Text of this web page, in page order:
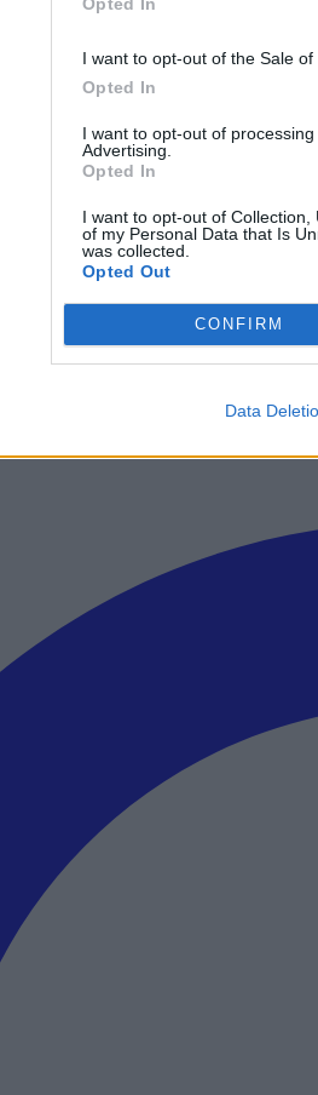
I want to opt-out of the Sale of
Opted In
I want to opt-out of
Advertising.
Opted In
I want to opt-out of
of my Personal Data that Is
was collected.
Opted Out
CONFIRM
Data
ως NIST UTC) καθορίζεται από
. Είναι ένα ιδιαίτερα αξιόπιστο
από τη Γη, η περιστροφή του
μια φορά κάθε ενάμιση χρόνο.
μόνο από τη Σελήνη. Για
να προσθέσει ένα
να διαβάζετε πρώτοι όλα τα